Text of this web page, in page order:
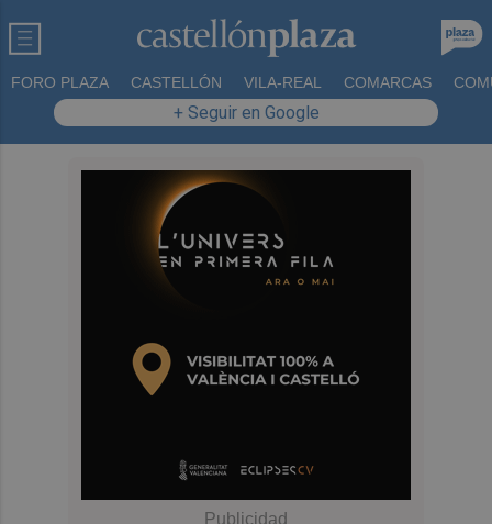
FORO PLAZA CASTELLÓN VILA-REAL COMARCAS
+ Seguir en Google